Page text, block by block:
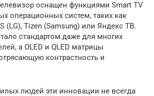
оснащен функциями Smart TV
операционных систем, таких как
(LG), Tizen (Samsung) или Яндекс ТВ.
стандартом даже для многих
а OLED и QLED матрицы
контрастность и
людей эти инновации не всегда